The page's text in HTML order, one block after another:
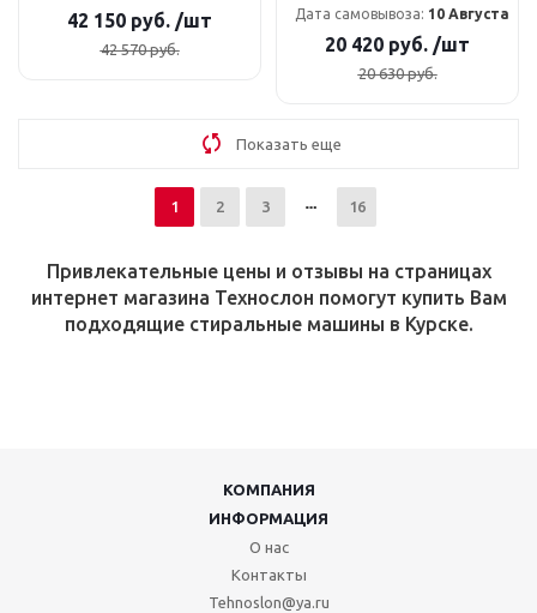
42 150 руб. /шт
42 570руб.
Дата самовывоза: 10 Августа
20 420 руб. /шт
20 630руб.
Показать еще
1 2 3 16
Привлекательные цены и отзывы на страницах
интернет магазина Технослон помогут купить Вам
подходящие стиральные машины в Курске.
КОМПАНИЯ
ИНФОРМАЦИЯ
О нас
Контакты
Tehnoslon@ya.ru